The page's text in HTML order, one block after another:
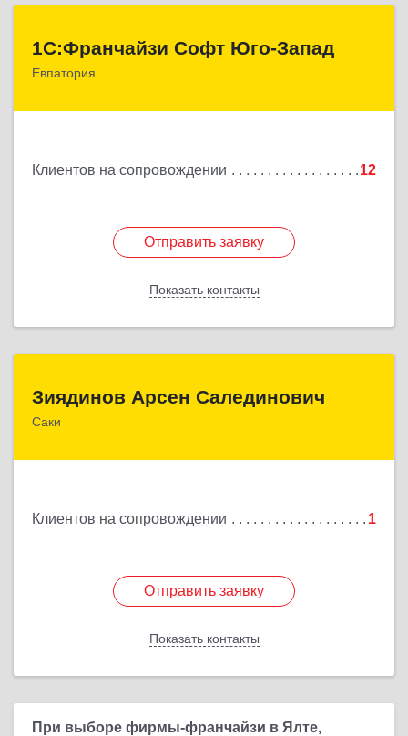
1С:Франчайзи Софт Юго-Запад
Евпатория
Клиентов на сопровождении 12
Отправить заявку
Показать контакты
297407, Крым Респ, Евпатория г, Победы пр-кт,
Отправить заявку
Назад
Зиядинов Арсен Салединович
Саки
Клиентов на сопровождении 1
Отправить заявку
Показать контакты
Отправить заявку
Назад
При выборе фирмы-франчайзи в Ялте,